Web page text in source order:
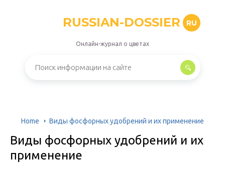
RUSSIAN-DOSSIER RU
Онлайн-журнал о цветах
Home Виды фосфорных удобрений и их применение
Виды фосфорных удобрений и их
применение